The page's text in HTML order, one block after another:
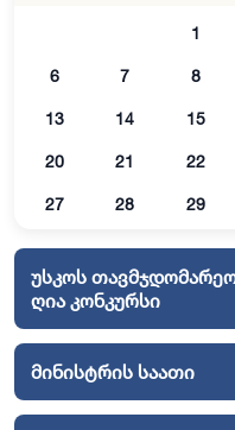
1
6 7 8
13 14 15
20 21 22
27 28 29
უსკოს
ღია კონკურსი
მინისტრის საათი